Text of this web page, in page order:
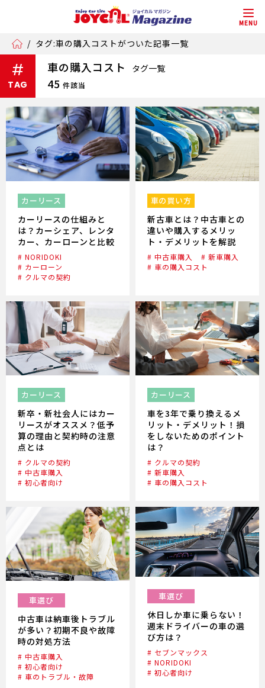
MENU
/ タグ:車の購入コストがついた記事一覧
#
TAG
車の購入コスト タグ一覧
45件該当
カーリース
カーリースの仕組みと
は？カーシェア、レンタ
カー、カーローンと比較
# NORIDOKI
# カーローン
# クルマの契約
車の買い方
新古車とは？中古車との
違いや購入するメリッ
ト・デメリットを解説
# 中古車購入
# 新車購入
# 車の購入コスト
カーリース
新卒・新社会人にはカー
リースがオススメ？低予
算の理由と契約時の注意
点とは
# クルマの契約
# 中古車購入
# 初心者向け
カーリース
車を3年で乗り換えるメ
リット・デメリット！損
をしないためのポイント
は？
# クルマの契約
# 新車購入
# 車の購入コスト
車選び
中古車は納車後トラブル
が多い？初期不良や故障
時の対処方法
# 中古車購入
# 初心者向け
# 車のトラブル・故障
車選び
休日しか車に乗らない！
週末ドライバーの車の選
び方は？
# セブンマックス
# NORIDOKI
# 初心者向け